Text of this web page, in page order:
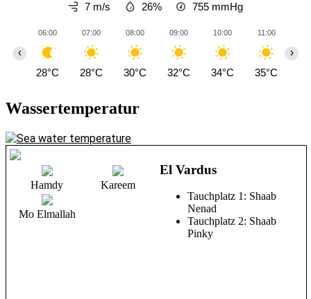
7 m/s 26% 755 mmHg
06:00
28°C
07:00
28°C
08:00
30°C
09:00
32°C
10:00
34°C
11:00
35°C
‹ ›
Wassertemperatur
Hamdy Kareem
Mo Elmallah
El Vardus
Tauchplatz 1: Shaab
Nenad
Tauchplatz 2: Shaab
Pinky